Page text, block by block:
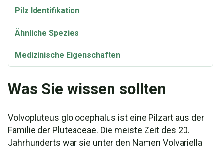
Pilz Identifikation
Ähnliche Spezies
Medizinische Eigenschaften
Was Sie wissen sollten
Volvopluteus gloiocephalus ist eine Pilzart aus der
Familie der Pluteaceae. Die meiste Zeit des 20.
Jahrhunderts war sie unter den Namen Volvariella